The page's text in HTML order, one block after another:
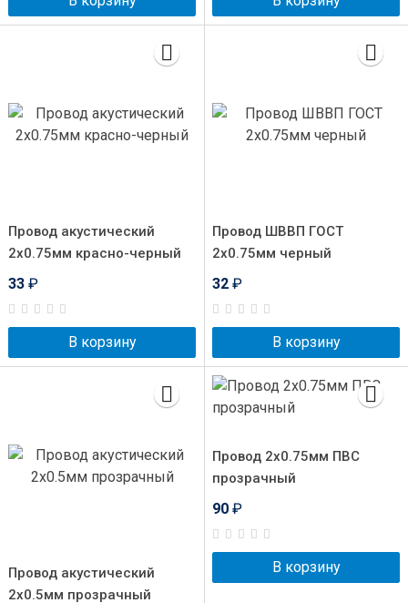
Провод акустический
2x0.75мм красно-черный
33 ₽
В корзину
Провод ШВВП ГОСТ
2x0.75мм черный
32 ₽
В корзину
Провод акустический
2x0.5мм прозрачный
Провод 2x0.75мм ПВС
прозрачный
90 ₽
В корзину